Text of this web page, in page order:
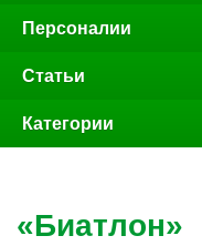
Персоналии
Статьи
Категории
«Биатлон»